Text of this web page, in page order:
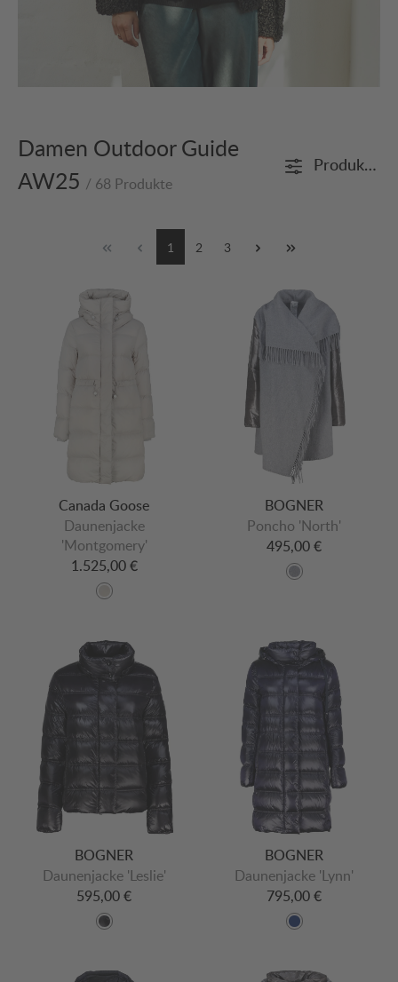
Damen Outdoor Guide
AW25 / 68 Produkte
Produkte
1 2 3
Canada Goose
Daunenjacke
'Montgomery'
1.525,00 €
BOGNER
Poncho 'North'
495,00 €
BOGNER
Daunenjacke 'Leslie'
595,00 €
BOGNER
Daunenjacke 'Lynn'
795,00 €